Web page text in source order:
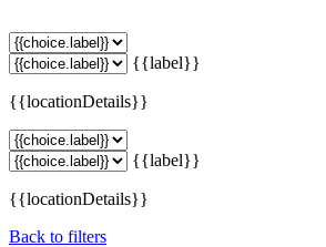
{{label}}
{{locationDetails}}
{{label}}
{{locationDetails}}
Back to filters